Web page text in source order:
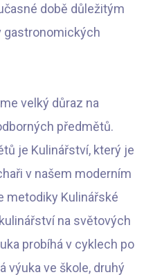
době důležitým
gastronomických
velký důraz na
předmětů.
je Kulinářství, který je
v našem moderním
metodiky Kulinářské
na světových
probíhá v cyklech po
výuka ve škole, druhý